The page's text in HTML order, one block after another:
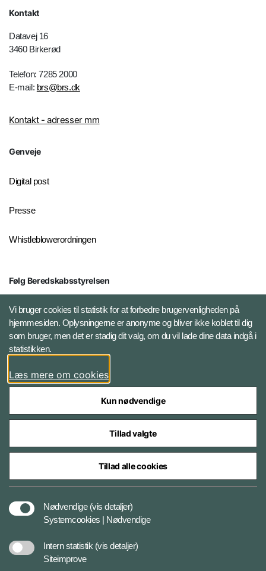
Kontakt
Datavej 16
3460 Birkerød
Telefon: 7285 2000
E-mail: brs@brs.dk
Kontakt - adresser mm
Genveje
Digital post
Presse
Whistleblowerordningen
Følg Beredskabsstyrelsen
X BRSdk
LinkedIn BRS-profil
Vi bruger cookies til statistik for at forbedre brugervenligheden på
hjemmesiden. Oplysningerne er anonyme og bliver ikke koblet til dig
som bruger, men det er stadig dit valg, om du vil lade dine data indgå i
statistikken.
Læs mere om cookies
Kun nødvendige
Tillad valgte
Tillad alle cookies
Nødvendige (vis detaljer)
Systemcookies | Nødvendige
Intern statistik (vis detaljer)
Siteimprove